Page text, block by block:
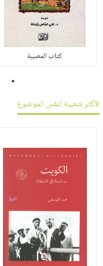
كتاب المصيبة
1
الأكثر شعبية لنفس الموضوع